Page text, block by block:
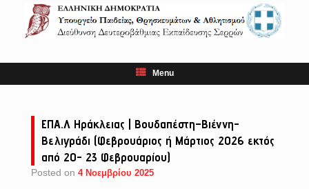
content
Menu
ΕΠΑ.Λ Ηράκλειας | Βουδαπέστη–Βιέννη-
Βελιγράδι (Φεβρουάριος ή Μάρτιος 2026 εκτός
από 20- 23 Φεβρουαρίου)
Posted on 4 Νοεμβρίου 2025